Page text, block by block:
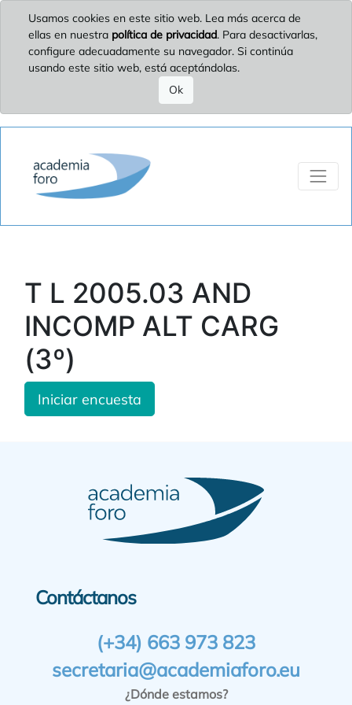
Usamos cookies en este sitio web. Lea más acerca de
ellas en nuestra política de privacidad. Para desactivarlas,
configure adecuadamente su navegador. Si continúa
usando este sitio web, está aceptándolas.
Ok
T L 2005.03 AND
INCOMP ALT CARG
(3º)
Iniciar encuesta
Contáctanos
(+34) 663 973 823
secretaria@academiaforo.eu
¿Dónde estamos?